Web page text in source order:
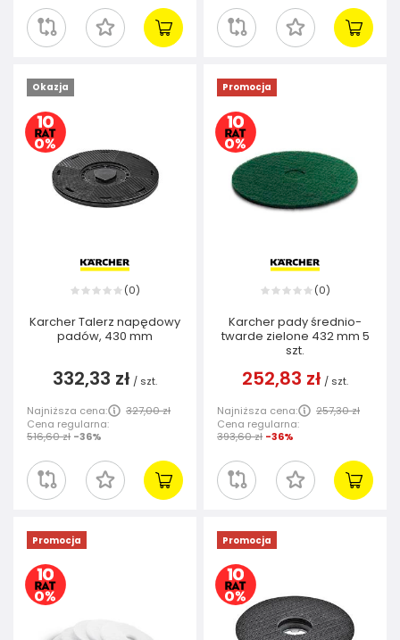
Okazja
(0)
Karcher Talerz napędowy
padów, 430 mm
332,33 zł / szt.
Najniższa cena:
327,00 zł
Cena regularna:
516,60 zł -36%
Promocja
(0)
Karcher pady średnio-
twarde zielone 432 mm 5
szt.
252,83 zł / szt.
Najniższa cena:
257,30 zł
Cena regularna:
393,60 zł -36%
Promocja Promocja